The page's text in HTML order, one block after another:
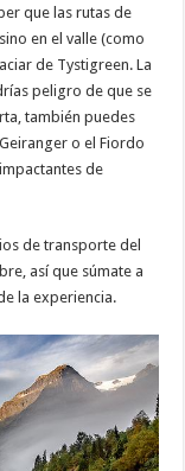
que las rutas de
en el valle (como
de Tystigreen. La
peligro de que se
también puedes
o el Fiordo
de
de transporte del
así que súmate a
la experiencia.